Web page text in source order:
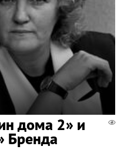
дома 2» и
Бренда